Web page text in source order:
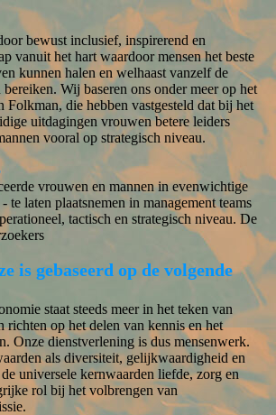
bewust inclusief, inspirerend en
vanuit het hart waardoor mensen het beste
kunnen halen en welhaast vanzelf de
bereiken. Wij baseren ons onder meer op het
Folkman, die hebben vastgesteld dat bij het
uitdagingen vrouwen betere leiders
vooral op strategisch niveau.
vrouwen en mannen in evenwichtige
- te laten plaatsnemen in management teams
tactisch en strategisch niveau. De
is gebaseerd op de volgende
staat steeds meer in het teken van
richten op het delen van kennis en het
Onze dienstverlening is dus mensenwerk.
als diversiteit, gelijkwaardigheid en
universele kernwaarden liefde, zorg en
rol bij het volbrengen van